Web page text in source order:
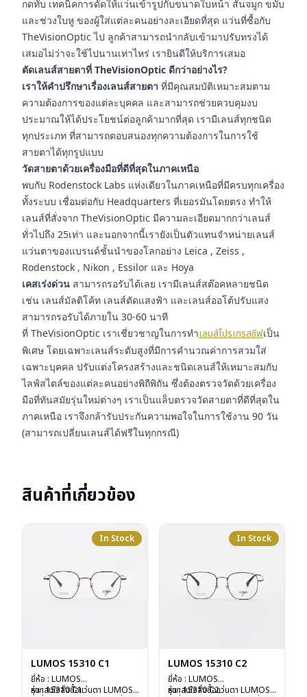
กดทับ เทคนิคการดัดให้แว่นเข้ารูปกับขนาดใบหน้า สันจมูก ขมับ
และช่วงใบหู ของผู้ใส่แต่ละคนอย่างละเอียดที่สุด แว่นที่ซื้อกับ
TheVisionOptic ไป ลูกค้าสามารถนำกลับเข้ามาปรับทรงได้
เสมอไม่ว่าจะใช้ไปนานเท่าไหร่ เรายินดีให้บริการเสมอ
ตัดเลนส์สายตาที่ TheVisionOptic ดีกว่าอย่างไร?
เราให้คำปรึกษาเรื่องเลนส์สายตา ที่มีคุณสมบัติเหมาะสมตาม
ความต้องการของแต่ละบุคคล และสามารถช่วยควบคุมงบ
ประมาณให้ได้ประโยชน์ต่อลูกค้ามากที่สุด เรามีเลนส์ทุกชนิด
ทุกประเภท ที่สามารถตอบสนองทุกความต้องการในการใช้
สายตาได้ทุกรูปแบบ
วัดสายตาด้วยเครื่องมือที่ดีที่สุดในภาคเหนือ
พบกับ Rodenstock Labs แห่งเดียวในภาคเหนือที่มีครบทุกเครื่อง
ทั้งระบบ เชื่อมต่อกับ Headquarters ที่เยอรมันโดยตรง ทำให้
เลนส์ที่สั่งจาก TheVisionOptic มีความละเอียดมากกว่าเลนส์
ทั่วไปถึง 25เท่า และนอกจากนี้เรายังเป็นตัวแทนจำหน่ายเลนส์
แว่นตาของแบรนด์ชั้นนำของโลกอย่าง Leica , Zeiss ,
Rodenstock , Nikon , Essilor และ Hoya
เคสเร่งด่วน สามารถรอรับได้เลย เรามีเลนส์สต๊อคหลายชนิด
เช่น เลนส์มัลติโค้ท เลนส์ตัดแสงฟ้า และเลนส์ออโต้ปรับแสง
สามารถรอรับได้ภายใน 30-60 นาที
ที่ TheVisionOptic เราเชี่ยวชาญในการทำเลนส์โปรเกรสซีฟเป็น
พิเศษ โดยเฉพาะเลนส์ระดับสูงที่มีการคำนวณค่าการสวมใส่
เฉพาะบุคคล ปรับแต่งโครงสร้างและชนิดเลนส์ให้เหมาะสมกับ
ไลฟ์สไตล์ของแต่ละคนอย่างพิถีพิถัน ซึ่งต้องตรวจวัดด้วยเครื่อง
มือที่ทันสมัยรุ่นใหม่ต่างๆ เราเป็นแล็บตรวจวัดสายตาที่ดีที่สุดใน
ภาคเหนือ เราจึงกล้ารับประกันความพอใจในการใช้งาน 90 วัน
(สามารถเปลี่ยนเลนส์ได้ฟรีในทุกกรณี)
สินค้าที่เกี่ยวข้อง
In Stock
LUMOS 15310 C1
ยี่ห้อ : LUMOS
รุ่น : 15310 C1
หากสนใจสั่งชื้อแว่นตา LUMOS
In Stock
LUMOS 15310 C2
ยี่ห้อ : LUMOS
รุ่น : 15310 C2
หากสนใจสั่งชื้อแว่นตา LUMOS